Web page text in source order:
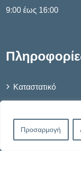
Προσαρμογή
9:00 έως 16:00
Καταστατικό
Πολιτική Cookies